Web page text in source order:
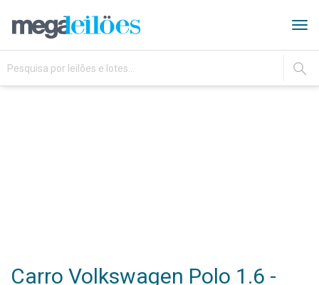
IR
Carro Volkswagen Polo 1.6 -